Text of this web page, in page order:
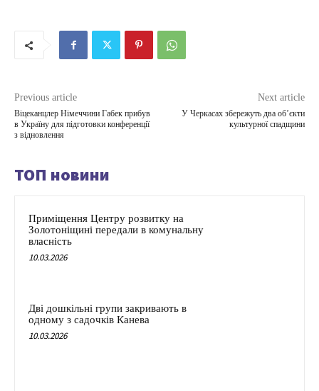
Previous article
Віцеканцлер Німеччини Габек прибув
в Україну для підготовки конференції
з відновлення
Next article
У Черкасах збережуть два об’єкти
культурної спадщини
ТОП новини
Приміщення Центру розвитку на
Золотоніщині передали в комунальну
власність
10.03.2026
Дві дошкільні групи закривають в
одному з садочків Канева
10.03.2026